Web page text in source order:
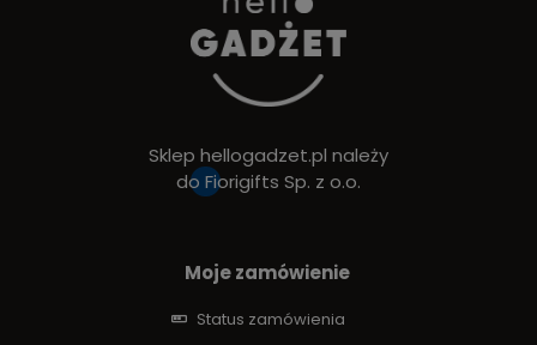
Sklep hellogadzet.pl należy
do Fiorigifts Sp. z o.o.
Moje zamówienie
Status zamówienia